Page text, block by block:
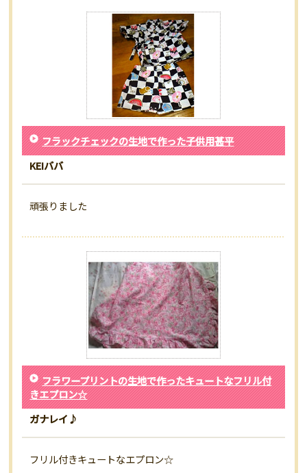
フラックチェックの生地で作った子供用甚平
KEIババ
頑張りました
フラワープリントの生地で作ったキュートなフリル付
きエプロン☆
ガナレイ♪
フリル付きキュートなエプロン☆